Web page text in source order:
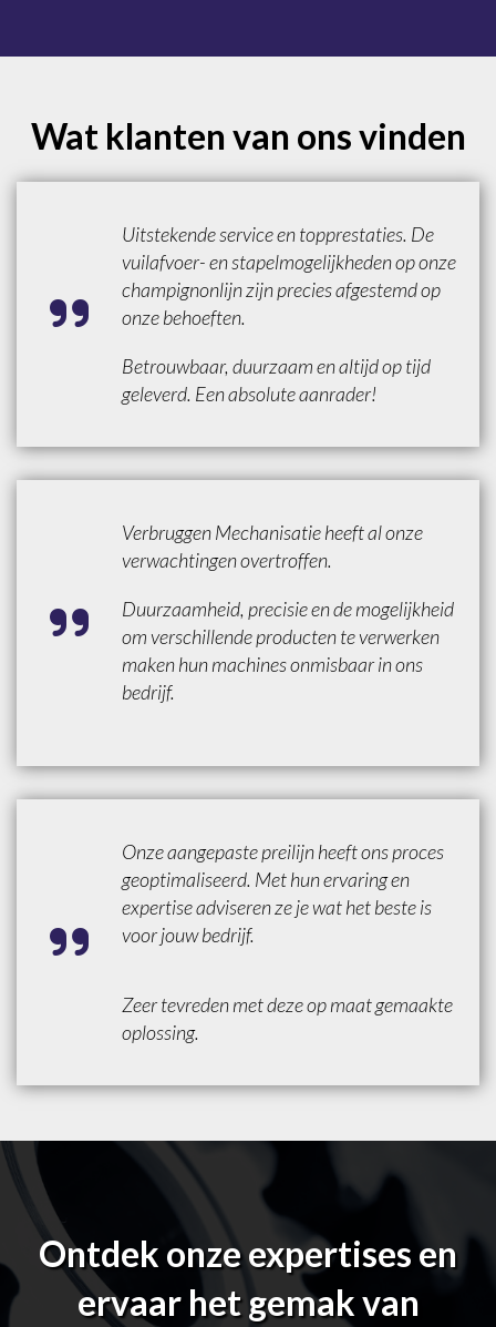
Wat klanten van ons vinden
Uitstekende service en topprestaties. De
vuilafvoer- en stapelmogelijkheden op onze
champignonlijn zijn precies afgestemd op
onze behoeften.
Betrouwbaar, duurzaam en altijd op tijd
geleverd. Een absolute aanrader!
Verbruggen Mechanisatie heeft al onze
verwachtingen overtroffen.
Duurzaamheid, precisie en de mogelijkheid
om verschillende producten te verwerken
maken hun machines onmisbaar in ons
bedrijf.
Onze aangepaste preilijn heeft ons proces
geoptimaliseerd. Met hun ervaring en
expertise adviseren ze je wat het beste is
voor jouw bedrijf.
Zeer tevreden met deze op maat gemaakte
oplossing.
Ontdek onze expertises en
ervaar het gemak van